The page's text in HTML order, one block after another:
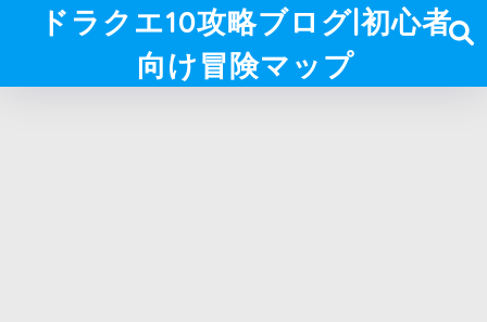
ドラクエ10攻略ブログ|初心者
向け冒険マップ